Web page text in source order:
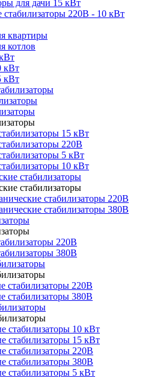
для дачи 15 кВт
220В - 10 кВт
квартиры
котлов
кВт
кВт
15 кВт
220В
5 кВт
10 кВт
стабилизаторы
стабилизаторы
стабилизаторы 220В
стабилизаторы 380В
220В
380В
стабилизаторы 220В
стабилизаторы 380В
стабилизаторы 10 кВт
стабилизаторы 15 кВт
стабилизаторы 220В
стабилизаторы 380В
стабилизаторы 5 кВт